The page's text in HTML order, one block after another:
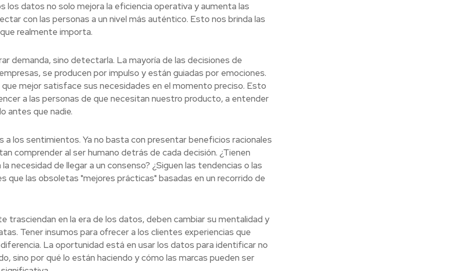
los datos no solo mejora la eficiencia operativa y aumenta las
con las personas a un nivel más auténtico. Esto nos brinda las
realmente importa.
demanda, sino detectarla. La mayoría de las decisiones de
se producen por impulso y están guiadas por emociones.
que mejor satisface sus necesidades en el momento preciso. Esto
a las personas de que necesitan nuestro producto, a entender
antes que nadie.
a los sentimientos. Ya no basta con presentar beneficios racionales
comprender al ser humano detrás de cada decisión. ¿Tienen
necesidad de llegar a un consenso? ¿Siguen las tendencias o las
que las obsoletas "mejores prácticas" basadas en un recorrido de
trasciendan en la era de los datos, deben cambiar su mentalidad y
Tener insumos para ofrecer a los clientes experiencias que
La oportunidad está en usar los datos para identificar no
sino por qué lo están haciendo y cómo las marcas pueden ser